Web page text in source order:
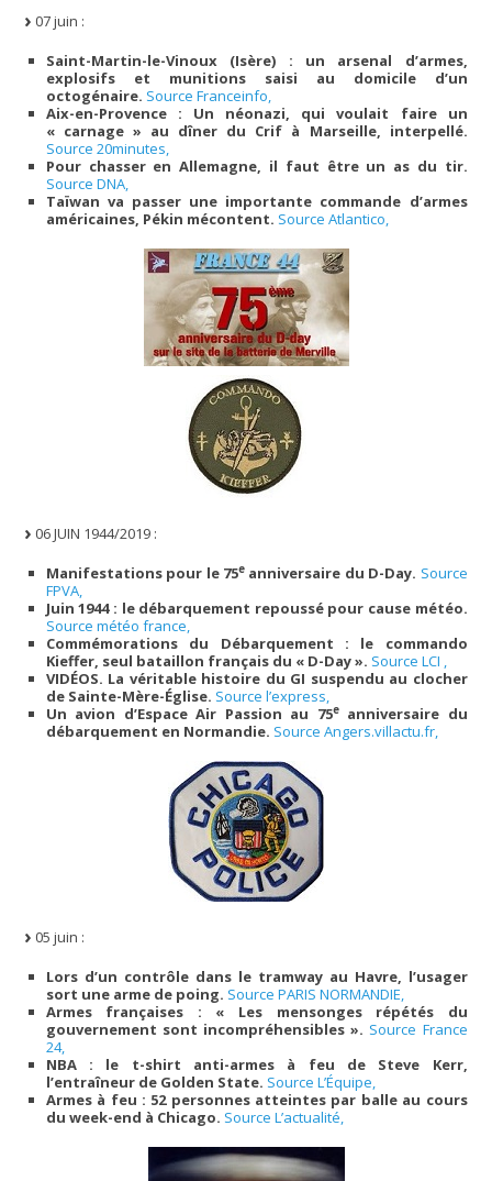
07 juin :
Saint-Martin-le-Vinoux (Isère) : un arsenal d’armes,
explosifs et munitions saisi au domicile d’un
octogénaire. Source Franceinfo,
Aix-en-Provence : Un néonazi, qui voulait faire un
« carnage » au dîner du Crif à Marseille, interpellé.
Source 20minutes,
Pour chasser en Allemagne, il faut être un as du tir.
Source DNA,
Taïwan va passer une importante commande d’armes
américaines, Pékin mécontent. Source Atlantico,
06 JUIN 1944/2019 :
Manifestations pour le 75e anniversaire du D-Day. Source
FPVA,
Juin 1944 : le débarquement repoussé pour cause météo.
Source météo france,
Commémorations du Débarquement : le commando
Kieffer, seul bataillon français du « D-Day ». Source LCI ,
VIDÉOS. La véritable histoire du GI suspendu au clocher
de Sainte-Mère-Église. Source l’express,
Un avion d’Espace Air Passion au 75eanniversaire du
débarquement en Normandie. Source Angers.villactu.fr,
05 juin :
Lors d’un contrôle dans le tramway au Havre, l’usager
sort une arme de poing. Source PARIS NORMANDIE,
Armes françaises : « Les mensonges répétés du
gouvernement sont incompréhensibles ». Source France
24,
NBA : le t-shirt anti-armes à feu de Steve Kerr,
l’entraîneur de Golden State. Source L’Équipe,
Armes à feu : 52 personnes atteintes par balle au cours
du week-end à Chicago. Source L’actualité,